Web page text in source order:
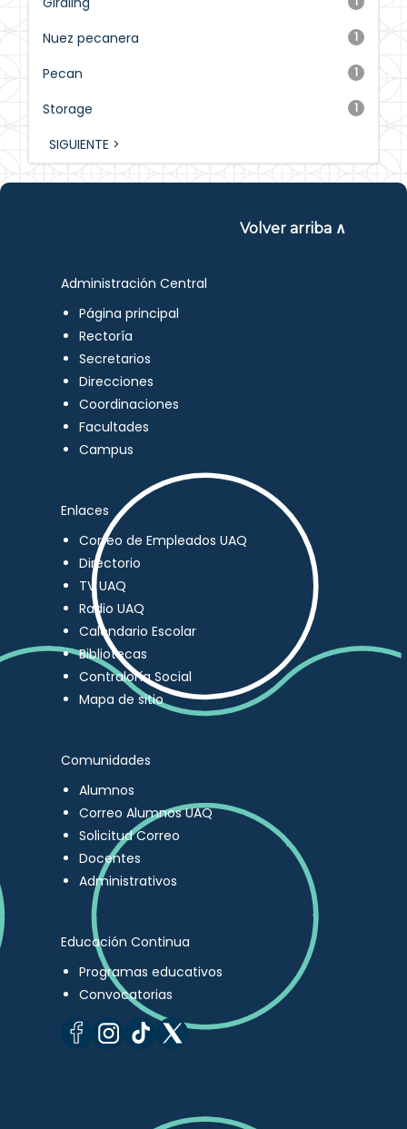
1
Nuez pecanera
1
Pecan
1
Storage
SIGUIENTE >
Volver arriba ∧
Administración Central
Página principal
Rectoría
Secretarios
Direcciones
Coordinaciones
Facultades
Campus
Enlaces
Correo de Empleados UAQ
Directorio
TV UAQ
Radio UAQ
Calendario Escolar
Bibliotecas
Contraloría Social
Mapa de sitio
Comunidades
Alumnos
Correo Alumnos UAQ
Solicitud Correo
Docentes
Administrativos
Educación Continua
Programas educativos
Convocatorias